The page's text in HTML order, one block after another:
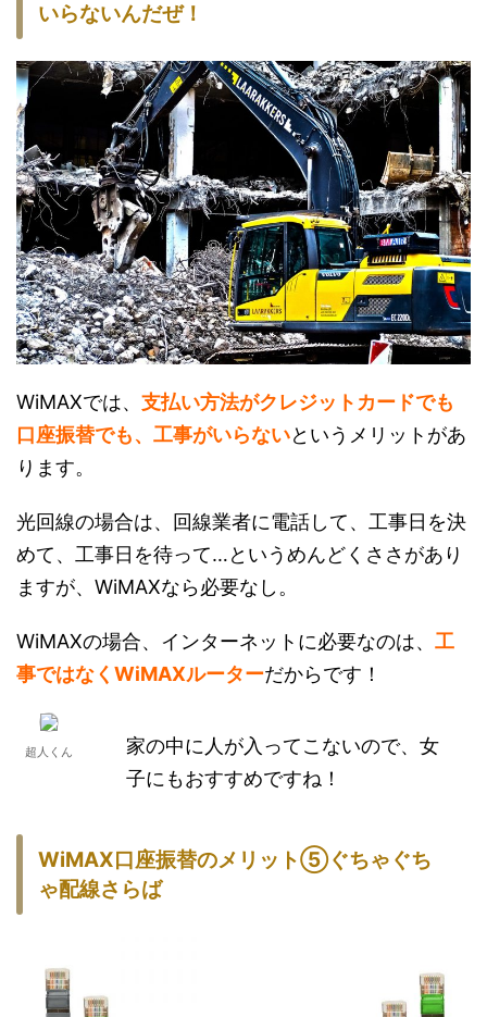
いらないんだぜ！
WiMAXでは、 支払い方法がクレジットカードでも
口座振替でも、工事がいらないというメリットがあ
ります。
光回線の場合は、回線業者に電話して、工事日を決
めて、工事日を待って…というめんどくささがあり
ますが、WiMAXなら必要なし。
WiMAXの場合、インターネットに必要なのは、 工
事ではなくWiMAXルーターだからです！
超人くん
家の中に人が入ってこないので、女
子にもおすすめですね！
WiMAX口座振替のメリット⑤ぐちゃぐち
ゃ配線さらば